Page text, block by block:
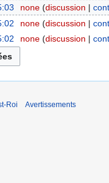
none discussion
none discussion
none discussion
Roi Avertissements